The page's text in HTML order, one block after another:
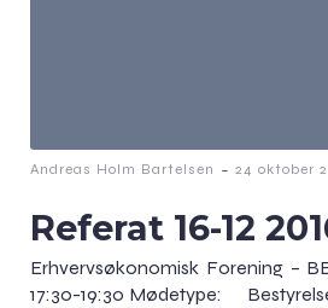
Andreas Holm Bartelsen - 24 oktober
Referat 16-12
Erhvervsøkonomisk Forening –
17:30-19:30 Mødetype: